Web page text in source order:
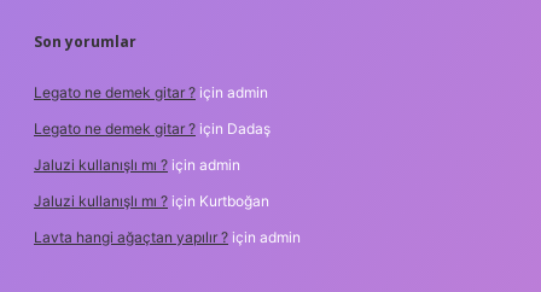
Son yorumlar
Legato ne demek gitar ? için admin
Legato ne demek gitar ? için Dadaş
Jaluzi kullanışlı mı ? için admin
Jaluzi kullanışlı mı ? için Kurtboğan
Lavta hangi ağaçtan yapılır ? için admin